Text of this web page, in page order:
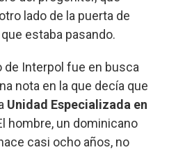
lado de la puerta de
estaba pasando.
de Interpol fue en busca
nota en la que decía que
Unidad Especializada en
hombre, un dominicano
casi ocho años, no